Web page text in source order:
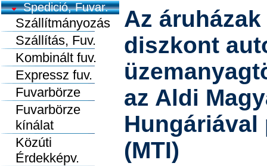
Spedició, Fuvar.
Szállítmányozás
Szállítás, Fuv.
Kombinált fuv.
Expressz fuv.
Fuvarbörze
Fuvarbörze
kínálat
Közúti
Érdekképv.
Az
diszkont
az Aldi
Hungáriával
(MTI)